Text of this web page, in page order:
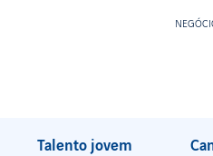
Talento jovem